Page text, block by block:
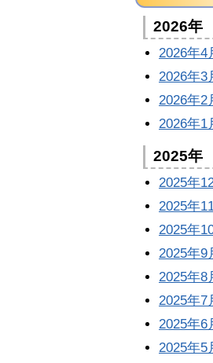
2026年
2026年4
2026年3
2026年2
2026年1
2025年
2025年
2025年
2025年
2025年9
2025年8
2025年7
2025年6
2025年5